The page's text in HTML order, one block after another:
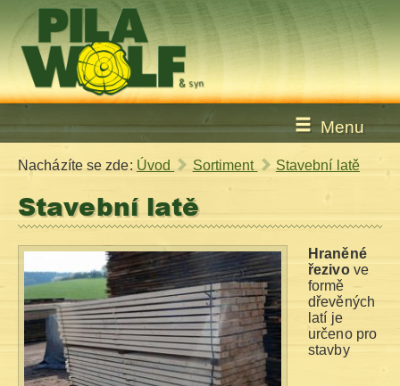
Menu
Nacházíte se zde: Úvod Sortiment Stavební latě
Stavební latě
Hraněné
řezivove
formě
dřevěných
latí je
určeno pro
stavby